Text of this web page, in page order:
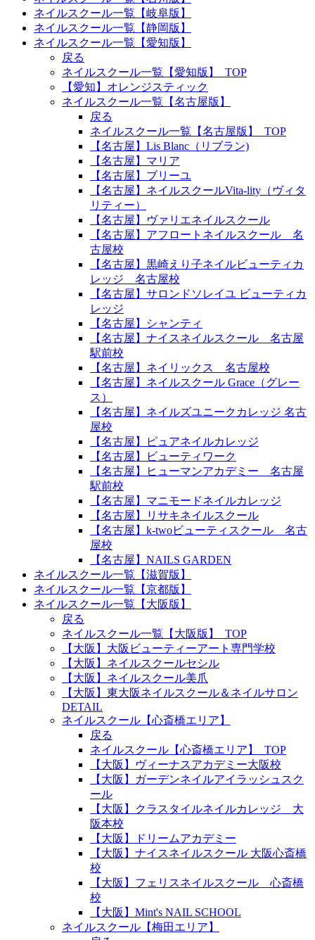
ネイルスクール一覧【岐阜版】
ネイルスクール一覧【静岡版】
ネイルスクール一覧【愛知版】
戻る
ネイルスクール一覧【愛知版】_TOP
【愛知】オレンジスティック
ネイルスクール一覧【名古屋版】
戻る
ネイルスクール一覧【名古屋版】_TOP
【名古屋】Lis Blanc（リブラン)
【名古屋】マリア
【名古屋】ブリーユ
【名古屋】ネイルスクールVita-lity（ヴィタ
リティー）
【名古屋】ヴァリエネイルスクール
【名古屋】アフロートネイルスクール 名
古屋校
【名古屋】黒崎えり子ネイルビューティカ
レッジ 名古屋校
【名古屋】サロンドソレイユ ビューティカ
レッジ
【名古屋】シャンティ
【名古屋】ナイスネイルスクール 名古屋
駅前校
【名古屋】ネイリックス 名古屋校
【名古屋】ネイルスクール Grace（グレー
ス）
【名古屋】ネイルズユニークカレッジ 名古
屋校
【名古屋】ピュアネイルカレッジ
【名古屋】ビューティワーク
【名古屋】ヒューマンアカデミー 名古屋
駅前校
【名古屋】マニモードネイルカレッジ
【名古屋】リサキネイルスクール
【名古屋】k-twoビューティスクール 名古
屋校
【名古屋】NAILS GARDEN
ネイルスクール一覧【滋賀版】
ネイルスクール一覧【京都版】
ネイルスクール一覧【大阪版】
戻る
ネイルスクール一覧【大阪版】_TOP
【大阪】大阪ビューティーアート専門学校
【大阪】ネイルスクールセシル
【大阪】ネイルスクール美爪
【大阪】東大阪ネイルスクール＆ネイルサロン
DETAIL
ネイルスクール【心斎橋エリア】
戻る
ネイルスクール【心斎橋エリア】_TOP
【大阪】ヴィーナスアカデミー大阪校
【大阪】ガーデンネイルアイラッシュスク
ール
【大阪】クラスタイルネイルカレッジ 大
阪本校
【大阪】ドリームアカデミー
【大阪】ナイスネイルスクール 大阪心斎橋
校
【大阪】フェリスネイルスクール 心斎橋
校
【大阪】Mint's NAIL SCHOOL
ネイルスクール【梅田エリア】